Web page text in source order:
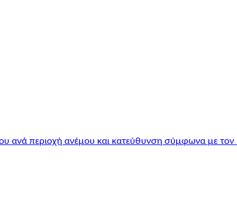
ανά περιοχή ανέμου και κατεύθυνση σύμφωνα με τον